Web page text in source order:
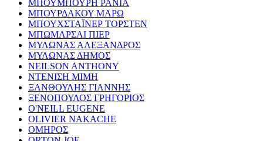
ΜΠΟΥΜΠΟΥΡΗ ΡΑΝΙΑ
ΜΠΟΥΡΔΑΚΟΥ ΜΑΡΩ
ΜΠΟΥΧΣΤΑΪΝΕΡ ΤΟΡΣΤΕΝ
ΜΠΩΜΑΡΣΑΙ ΠΙΕΡ
ΜΥΛΩΝΑΣ ΑΛΕΞΑΝΔΡΟΣ
ΜΥΛΩΝΑΣ ΔΗΜΟΣ
NEILSON ANTHONY
ΝΤΕΝΙΣΗ ΜΙΜΗ
ΞΑΝΘΟΥΛΗΣ ΓΙΑΝΝΗΣ
ΞΕΝΟΠΟΥΛΟΣ ΓΡΗΓΟΡΙΟΣ
O'NEILL EUGENE
OLIVIER NAKACHE
ΟΜΗΡΟΣ